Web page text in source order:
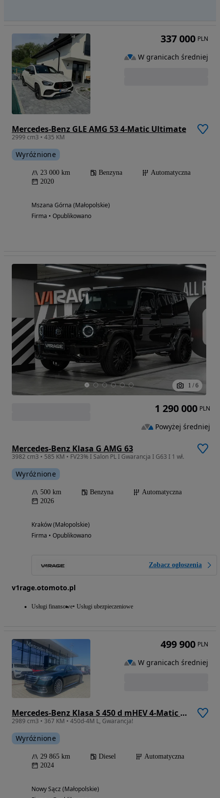
Mercedes-Benz GLE AMG 53 4-Matic Ultimate
2999 cm3 • 435 KM
Wyróżnione
23 000 km Benzyna
Automatyczna
2020
Mszana Górna (Małopolskie)
Firma • Opublikowano
337 000 PLN
W granicach średniej
1 / 6
Mercedes-Benz Klasa G AMG 63
3982 cm3 • 585 KM • FV23% I Salon PL I Gwarancja I G63 I 1 wł.
Wyróżnione
500 km Benzyna
Automatyczna
2026
Kraków (Małopolskie)
Firma • Opublikowano
Zobacz ogłoszenia
v1rage.otomoto.pl
Usługi finansowe Usługi ubezpieczeniowe
1 290 000 PLN
Powyżej średniej
Mercedes-Benz Klasa S 450 d mHEV 4-Matic L AMG Line 9G-TRONIC
2989 cm3 • 367 KM • 450d-4M L, Gwarancja!
Wyróżnione
29 865 km Diesel
Automatyczna
2024
Nowy Sącz (Małopolskie)
499 900 PLN
W granicach średniej